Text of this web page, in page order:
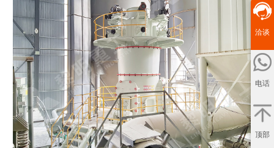
洽谈
电话
顶部